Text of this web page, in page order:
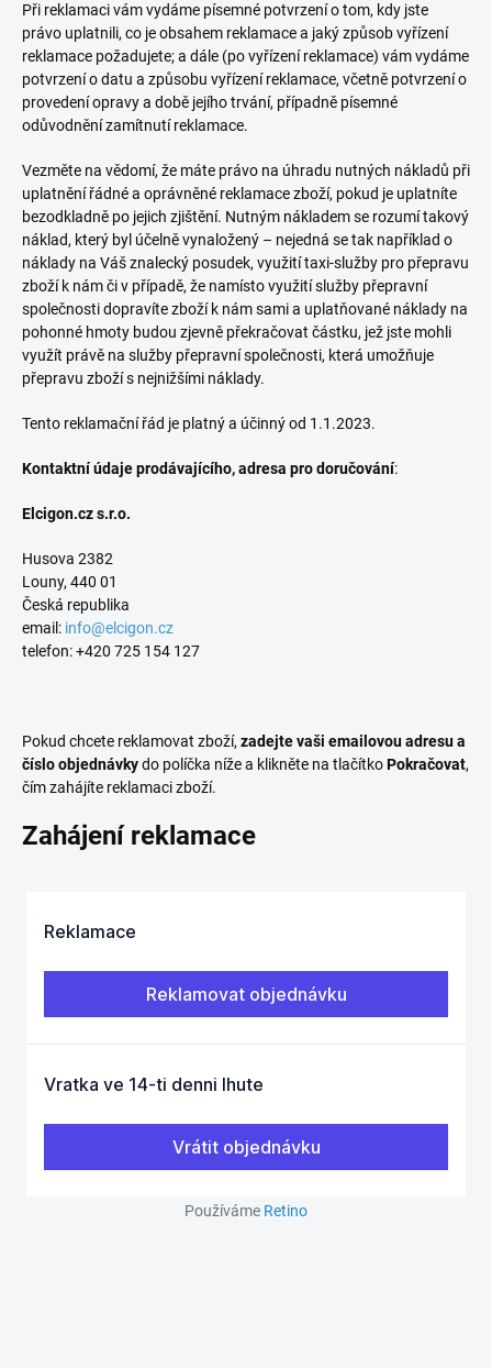
Při reklamaci vám vydáme písemné potvrzení o tom, kdy jste
právo uplatnili, co je obsahem reklamace a jaký způsob vyřízení
reklamace požadujete; a dále (po vyřízení reklamace) vám vydáme
potvrzení o datu a způsobu vyřízení reklamace, včetně potvrzení o
provedení opravy a době jejího trvání, případně písemné
odůvodnění zamítnutí reklamace.
Vezměte na vědomí, že máte právo na úhradu nutných nákladů při
uplatnění řádné a oprávněné reklamace zboží, pokud je uplatníte
bezodkladně po jejich zjištění. Nutným nákladem se rozumí takový
náklad, který byl účelně vynaložený – nejedná se tak například o
náklady na Váš znalecký posudek, využití taxi-služby pro přepravu
zboží k nám či v případě, že namísto využití služby přepravní
společnosti dopravíte zboží k nám sami a uplatňované náklady na
pohonné hmoty budou zjevně překračovat částku, jež jste mohli
využít právě na služby přepravní společnosti, která umožňuje
přepravu zboží s nejnižšími náklady.
Tento reklamační řád je platný a účinný od 1.1.2023.
Kontaktní údaje prodávajícího, adresa pro doručování:
Elcigon.cz s.r.o.
Husova 2382
Louny, 440 01
Česká republika
email: info@elcigon.cz
telefon: +420 725 154 127
Pokud chcete reklamovat zboží, zadejte vaši emailovou adresu a
číslo objednávkydo políčka níže a klikněte na tlačítkoPokračovat,
čím zahájíte reklamaci zboží.
Zahájení reklamace
Používáme Retino